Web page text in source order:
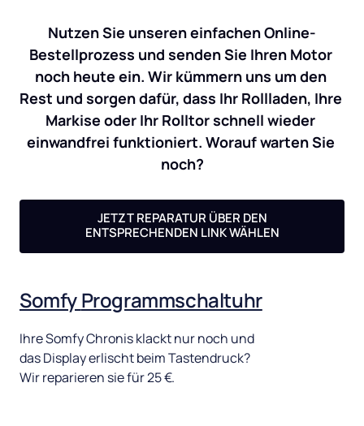
Nutzen Sie unseren einfachen Online-
Bestellprozess und senden Sie Ihren Motor
noch heute ein. Wir kümmern uns um den
Rest und sorgen dafür, dass Ihr Rollladen, Ihre
Markise oder Ihr Rolltor schnell wieder
einwandfrei funktioniert. Worauf warten Sie
noch?
JETZT REPARATUR ÜBER DEN
ENTSPRECHENDEN LINK WÄHLEN
Somfy Programmschaltuhr
Ihre Somfy Chronis klackt nur noch und
das Display erlischt beim Tastendruck?
Wir reparieren sie für 25 €.